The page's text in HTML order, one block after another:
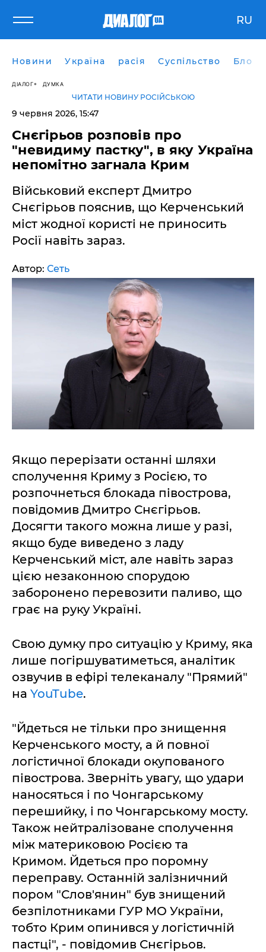
RU
Новини Україна расія Суспільство Блоги
ДІАЛОГ ДУМКА
ЧИТАТИ НОВИНУ РОСІЙСЬКОЮ
9 червня 2026, 15:47
Снєгірьов розповів про
"невидиму пастку", в яку Україна
непомітно загнала Крим
Військовий експерт Дмитро
Снєгірьов пояснив, що Керченський
міст жодної користі не приносить
Росії навіть зараз.
Автор: Сеть
Якщо перерізати останні шляхи
сполучення Криму з Росією, то
розпочнеться блокада півострова,
повідомив Дмитро Снєгірьов.
Досягти такого можна лише у разі,
якщо буде виведено з ладу
Керченський міст, але навіть зараз
цією незаконною спорудою
заборонено перевозити паливо, що
грає на руку Україні.
Свою думку про ситуацію у Криму, яка
лише погіршуватиметься, аналітик
озвучив в ефірі телеканалу "Прямий"
на YouTube.
"Йдеться не тільки про знищення
Керченського мосту, а й повної
логістичної блокади окупованого
півострова. Зверніть увагу, що удари
наносяться і по Чонгарському
перешийку, і по Чонгарському мосту.
Також нейтралізоване сполучення
між материковою Росією та
Кримом. Йдеться про поромну
переправу. Останній залізничний
пором "Слов'янин" був знищений
безпілотниками ГУР МО України,
тобто Крим опинився у логістичній
пастці", - повідомив Снєгірьов.